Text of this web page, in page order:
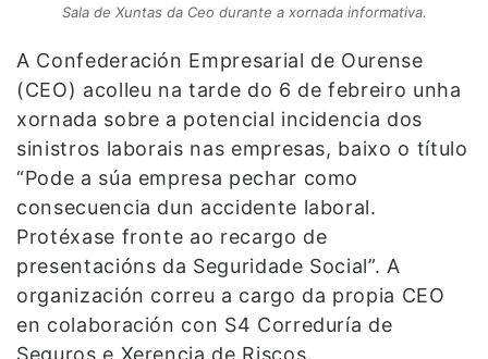
Sala de Xuntas da Ceo durante a xornada informativa.
A Confederación Empresarial de Ourense
(CEO) acolleu na tarde do 6 de febreiro unha
xornada sobre a potencial incidencia dos
sinistros laborais nas empresas, baixo o título
“Pode a súa empresa pechar como
consecuencia dun accidente laboral.
Protéxase fronte ao recargo de
presentacións da Seguridade Social”. A
organización correu a cargo da propia CEO
en colaboración con S4 Correduría de
Seguros e Xerencia de Riscos.